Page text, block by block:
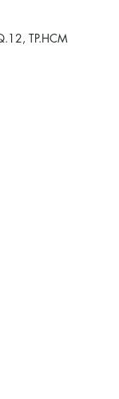
TP.HCM